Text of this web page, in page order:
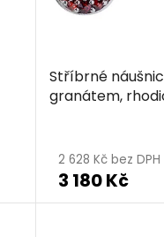
Stříbrné
granátem,
2 628 Kč bez DPH
3 180 Kč